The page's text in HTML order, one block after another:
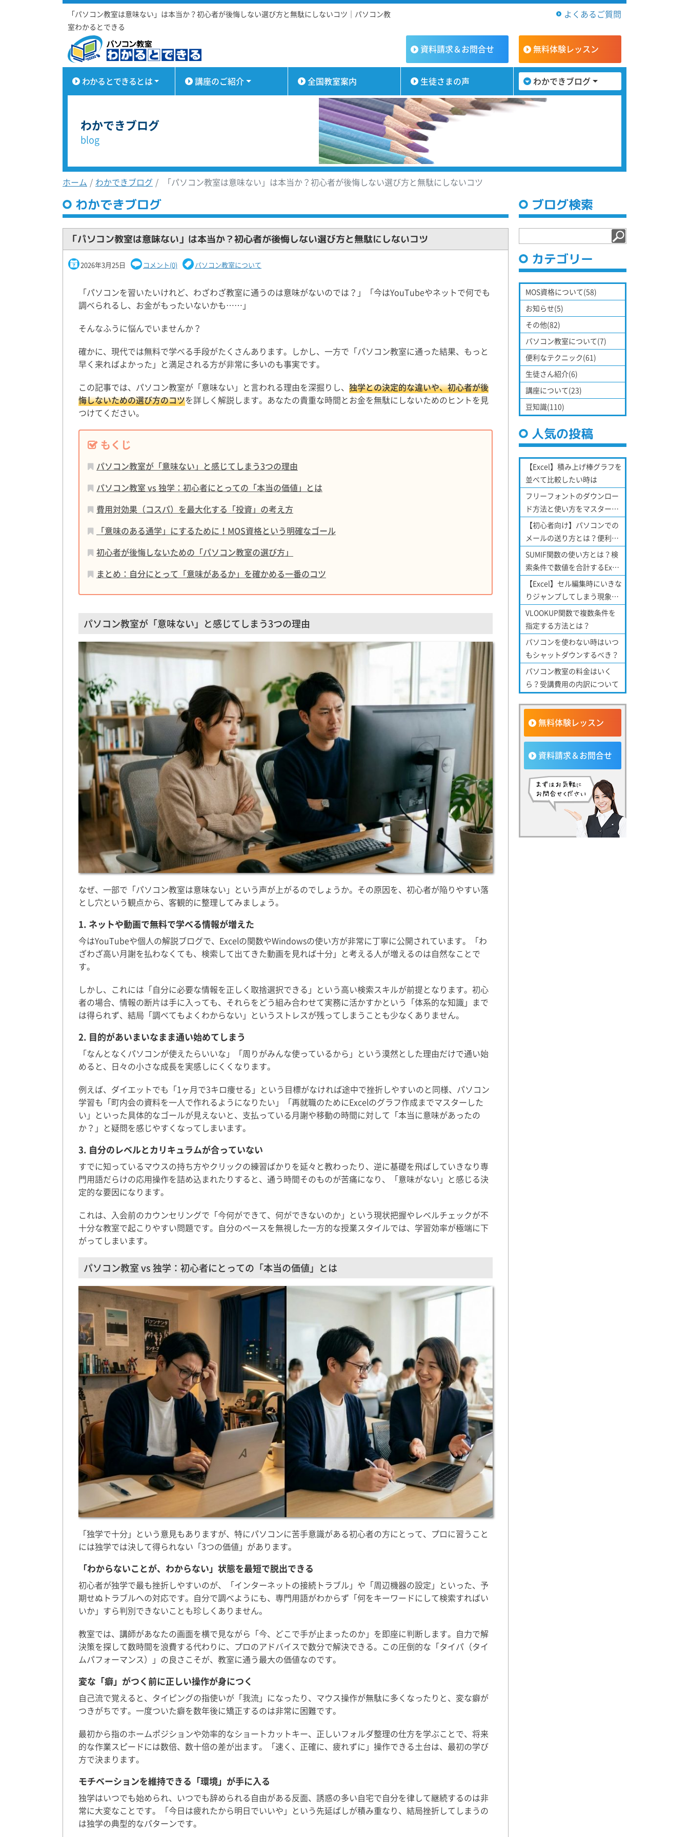
「パソコン教室は意味ない」は本当か？初心者が後悔しない選び方と無駄にしないコツ｜パソコン教
室わかるとできる
よくあるご質問
資料請求＆お問合せ 無料体験レッスン
わかるとできるとは 講座のご紹介 全国教室案内 生徒さまの声 わかできブログ
わかできブログ
blog
ホーム わかできブログ 「パソコン教室は意味ない」は本当か？初心者が後悔しない選び方と無駄にしないコツ
わかできブログ
「パソコン教室は意味ない」は本当か？初心者が後悔しない選び方と無駄にしないコツ
2026年3月25日 コメント(0) パソコン教室について
「パソコンを習いたいけれど、わざわざ教室に通うのは意味がないのでは？」「今はYouTubeやネットで何でも
調べられるし、お金がもったいないかも……」
そんなふうに悩んでいませんか？
確かに、現代では無料で学べる手段がたくさんあります。しかし、一方で「パソコン教室に通った結果、もっと
早く来ればよかった」と満足される方が非常に多いのも事実です。
この記事では、パソコン教室が「意味ない」と言われる理由を深掘りし、 独学との決定的な違いや、初心者が後
悔しないための選び方のコツを詳しく解説します。あなたの貴重な時間とお金を無駄にしないためのヒントを見
つけてください。
もくじ
パソコン教室が「意味ない」と感じてしまう3つの理由
パソコン教室 vs 独学：初心者にとっての「本当の価値」とは
費用対効果（コスパ）を最大化する「投資」の考え方
「意味のある通学」にするために！MOS資格という明確なゴール
初心者が後悔しないための「パソコン教室の選び方」
まとめ：自分にとって「意味があるか」を確かめる一番のコツ
パソコン教室が「意味ない」と感じてしまう3つの理由
なぜ、一部で「パソコン教室は意味ない」という声が上がるのでしょうか。その原因を、初心者が陥りやすい落
とし穴という観点から、客観的に整理してみましょう。
1. ネットや動画で無料で学べる情報が増えた
今はYouTubeや個人の解説ブログで、Excelの関数やWindowsの使い方が非常に丁寧に公開されています。「わ
ざわざ高い月謝を払わなくても、検索して出てきた動画を見れば十分」と考える人が増えるのは自然なことで
す。
しかし、これには「自分に必要な情報を正しく取捨選択できる」という高い検索スキルが前提となります。初心
者の場合、情報の断片は手に入っても、それらをどう組み合わせて実務に活かすかという「体系的な知識」まで
は得られず、結局「調べてもよくわからない」というストレスが残ってしまうことも少なくありません。
2. 目的があいまいなまま通い始めてしまう
「なんとなくパソコンが使えたらいいな」「周りがみんな使っているから」という漠然とした理由だけで通い始
めると、日々の小さな成長を実感しにくくなります。
例えば、ダイエットでも「1ヶ月で3キロ痩せる」という目標がなければ途中で挫折しやすいのと同様、パソコン
学習も「町内会の資料を一人で作れるようになりたい」「再就職のためにExcelのグラフ作成までマスターした
い」といった具体的なゴールが見えないと、支払っている月謝や移動の時間に対して「本当に意味があったの
か？」と疑問を感じやすくなってしまいます。
3. 自分のレベルとカリキュラムが合っていない
すでに知っているマウスの持ち方やクリックの練習ばかりを延々と教わったり、逆に基礎を飛ばしていきなり専
門用語だらけの応用操作を詰め込まれたりすると、通う時間そのものが苦痛になり、「意味がない」と感じる決
定的な要因になります。
これは、入会前のカウンセリングで「今何ができて、何ができないのか」という現状把握やレベルチェックが不
十分な教室で起こりやすい問題です。自分のペースを無視した一方的な授業スタイルでは、学習効率が極端に下
がってしまいます。
パソコン教室 vs 独学：初心者にとっての「本当の価値」とは
「独学で十分」という意見もありますが、特にパソコンに苦手意識がある初心者の方にとって、プロに習うこと
には独学では決して得られない「3つの価値」があります。
「わからないことが、わからない」状態を最短で脱出できる
初心者が独学で最も挫折しやすいのが、「インターネットの接続トラブル」や「周辺機器の設定」といった、予
期せぬトラブルへの対応です。自分で調べようにも、専門用語がわからず「何をキーワードにして検索すればい
いか」すら判別できないことも珍しくありません。
教室では、講師があなたの画面を横で見ながら「今、どこで手が止まったのか」を即座に判断します。自力で解
決策を探して数時間を浪費する代わりに、プロのアドバイスで数分で解決できる。この圧倒的な「タイパ（タイ
ムパフォーマンス）」の良さこそが、教室に通う最大の価値なのです。
変な「癖」がつく前に正しい操作が身につく
自己流で覚えると、タイピングの指使いが「我流」になったり、マウス操作が無駄に多くなったりと、変な癖が
つきがちです。一度ついた癖を数年後に矯正するのは非常に困難です。
最初から指のホームポジションや効率的なショートカットキー、正しいフォルダ整理の仕方を学ぶことで、将来
的な作業スピードには数倍、数十倍の差が出ます。「速く、正確に、疲れずに」操作できる土台は、最初の学び
方で決まります。
モチベーションを維持できる「環境」が手に入る
独学はいつでも始められ、いつでも辞められる自由がある反面、誘惑の多い自宅で自分を律して継続するのは非
常に大変なことです。「今日は疲れたから明日でいいや」という先延ばしが積み重なり、結局挫折してしまうの
は独学の典型的なパターンです。
ブログ検索
カテゴリー
MOS資格について(58)
お知らせ(5)
その他(82)
パソコン教室について(7)
便利なテクニック(61)
生徒さん紹介(6)
講座について(23)
豆知識(110)
人気の投稿
【Excel】積み上げ棒グラフを
並べて比較したい時は
フリーフォントのダウンロー
ド方法と使い方をマスターし
よう！
【初心者向け】パソコンでの
メールの送り方とは？便利な
機能についてもご紹介！
SUMIF関数の使い方とは？検
索条件で数値を合計するExcel
関数について
【Excel】セル編集時にいきな
りジャンプしてしまう現象を
解消する方法！
VLOOKUP関数で複数条件を
指定する方法とは？
パソコンを使わない時はいつ
もシャットダウンするべき？
パソコン教室の料金はいく
ら？受講費用の内訳について
無料体験レッスン
資料請求＆お問合せ